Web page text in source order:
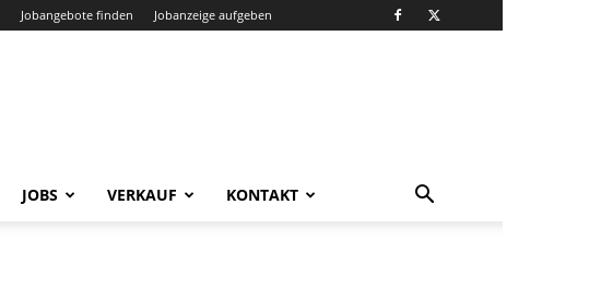
Jobangebote finden Jobanzeige aufgeben
JOBS VERKAUF KONTAKT